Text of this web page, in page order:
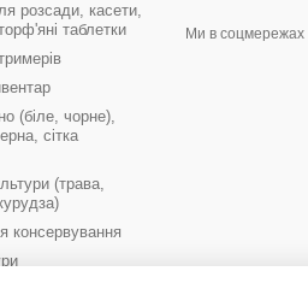
розсади, касети,
таблетки
(біле, чорне),
сітка
(трава,
консервування
Ми в соцмережах